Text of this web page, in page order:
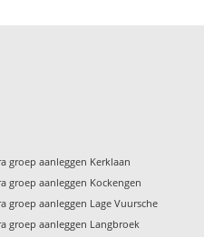
groep aanleggen Kerklaan
groep aanleggen Kockengen
groep aanleggen Lage Vuursche
groep aanleggen Langbroek